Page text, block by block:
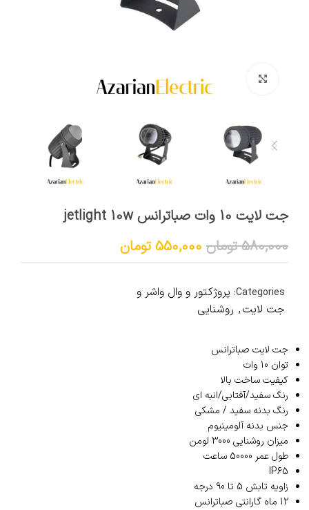
برای بزرگنمایی کلیک کنید
جت لایت 10 وات صباترانس jetlight 10w
580,000 تومان 550,000 تومان
Categories: پروژکتور و وال واشر و
جت لایت, روشنایی
جت لایت صباترانس
توان 10 وات
کیفیت ساخت بالا
رنگ سفید/آفتابی/انبه ای
رنگ بدنه سفید / مشکی
جنس بدنه آلومینیوم
میزان روشنایی 3000 لومن
طول عمر 50000 ساعت
IP65
زاویه تابش 5 تا 90 درجه
12 ماه گارانتی صباترانس